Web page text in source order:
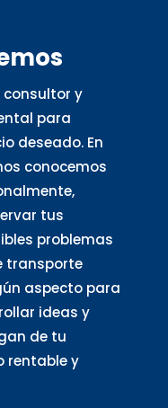
consultor y
para
deseado. En
conocemos
tus
problemas
transporte
aspecto para
ideas y
de tu
rentable y